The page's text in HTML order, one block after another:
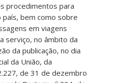
procedimentos para
bem como sobre
em viagens
serviço, no âmbito da
da publicação, no dia
da União, da
de 31 de dezembro